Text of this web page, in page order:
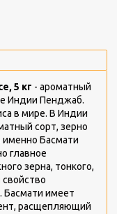
5 кг - ароматный
Индии Пенджаб.
в мире. В Индии
сорт, зерно
именно Басмати
главное
зерна, тонкого,
Басмати имеет
расщепляющий